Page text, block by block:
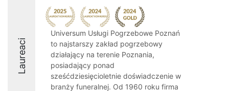
Laureaci
Universum Usługi Pogrzebowe Poznań
to najstarszy zakład pogrzebowy
działający na terenie Poznania,
posiadający ponad
sześćdziesięcioletnie doświadczenie w
branży funeralnej. Od 1960 roku firma